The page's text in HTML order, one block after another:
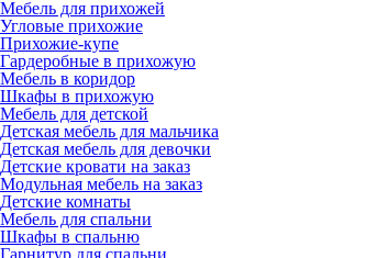
Мебель для прихожей
Угловые прихожие
Прихожие-купе
Гардеробные в прихожую
Мебель в коридор
Шкафы в прихожую
Мебель для детской
Детская мебель для мальчика
Детская мебель для девочки
Детские кровати на заказ
Модульная мебель на заказ
Детские комнаты
Мебель для спальни
Шкафы в спальню
Гарнитур для спальни